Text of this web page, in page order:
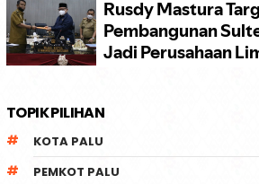
TOPIK PILIHAN
KOTA PALU
PEMKOT PALU